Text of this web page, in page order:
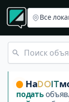
«Коллекции и
Все
НаDOIT
подать